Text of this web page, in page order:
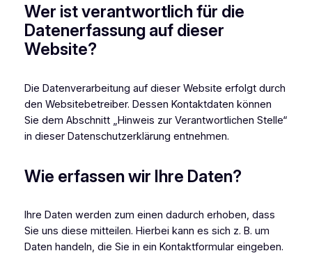
Wer ist verantwortlich für die
Datenerfassung auf dieser
Website?
Die Datenverarbeitung auf dieser Website erfolgt durch
den Websitebetreiber. Dessen Kontaktdaten können
Sie dem Abschnitt „Hinweis zur Verantwortlichen Stelle“
in dieser Datenschutzerklärung entnehmen.
Wie erfassen wir Ihre Daten?
Ihre Daten werden zum einen dadurch erhoben, dass
Sie uns diese mitteilen. Hierbei kann es sich z. B. um
Daten handeln, die Sie in ein Kontaktformular eingeben.